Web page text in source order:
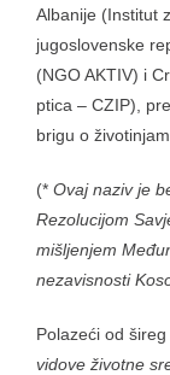
Albanije (Institut
jugoslovenske
(NGO AKTIV) i
ptica – CZIP),
brigu o
(* Ovaj naziv je
Rezolucijom
mišljenjem
nezavisnosti
Polazeći od
vidove životne